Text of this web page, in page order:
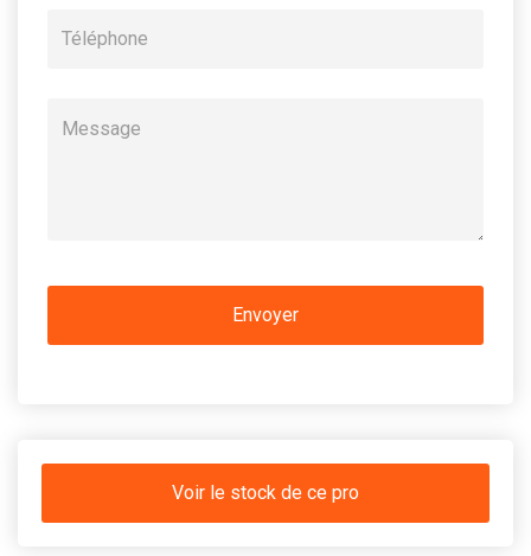
Voir le stock de ce pro